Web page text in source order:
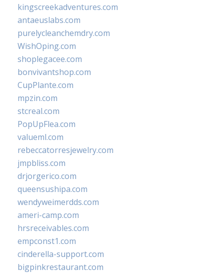
kingscreekadventures.com
antaeuslabs.com
purelycleanchemdry.com
WishOping.com
shoplegacee.com
bonvivantshop.com
CupPlante.com
mpzin.com
stcreal.com
PopUpFlea.com
valueml.com
rebeccatorresjewelry.com
jmpbliss.com
drjorgerico.com
queensushipa.com
wendyweimerdds.com
ameri-camp.com
hrsreceivables.com
empconst1.com
cinderella-support.com
bigpinkrestaurant.com